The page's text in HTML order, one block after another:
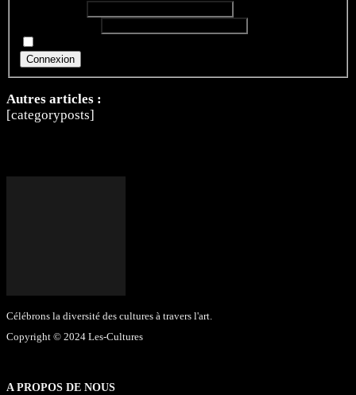
Connexion
Autres articles :
[categoryposts]
Célébrons la diversité des cultures à travers l'art.
Copyright © 2024 Les-Cultures
A PROPOS DE NOUS